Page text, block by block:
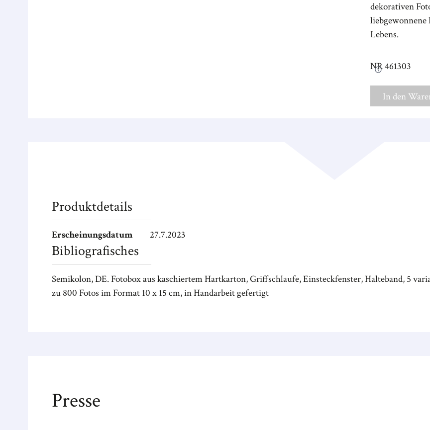
dekorativen
liebgewonnene
Lebens.
NR461303
In den
Produktdetails
Erscheinungsdatum 27.7.2023
Bibliografisches
Semikolon, DE. Fotobox aus kaschiertem Hartkarton, Griffschlaufe, Einsteckfenster, Halteband, 5
zu 800 Fotos im Format 10 x 15 cm, in Handarbeit gefertigt
Presse